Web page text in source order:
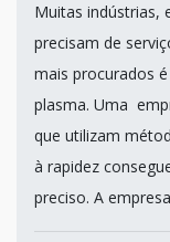
Muitas indústrias,
precisam de
mais procurados
plasma. Uma
que utilizam
à rapidez
preciso. A